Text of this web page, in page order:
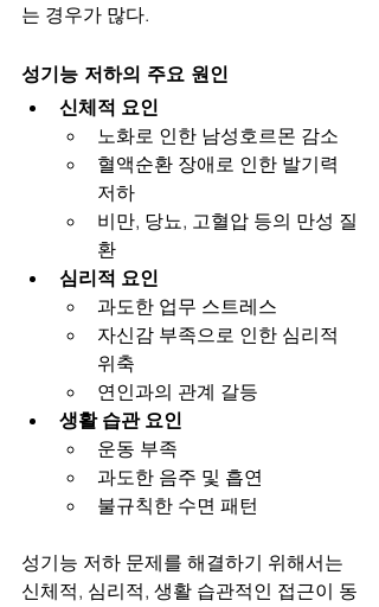
는 경우가 많다.
성기능 저하의 주요 원인
신체적 요인
노화로 인한 남성호르몬 감소
혈액순환 장애로 인한 발기력
저하
비만, 당뇨, 고혈압 등의 만성 질
환
심리적 요인
과도한 업무 스트레스
자신감 부족으로 인한 심리적
위축
연인과의 관계 갈등
생활 습관 요인
운동 부족
과도한 음주 및 흡연
불규칙한 수면 패턴
성기능 저하 문제를 해결하기 위해서는
신체적, 심리적, 생활 습관적인 접근이 동